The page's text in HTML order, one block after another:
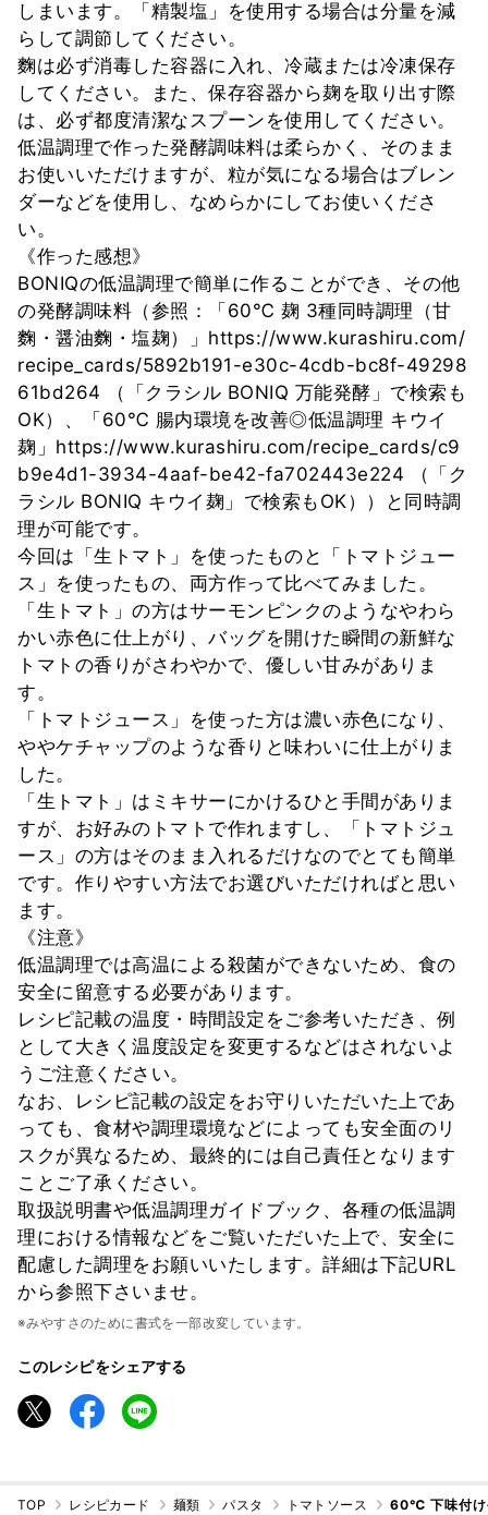
しまいます。「精製塩」を使用する場合は分量を減
らして調節してください。
麴は必ず消毒した容器に入れ、冷蔵または冷凍保存
してください。また、保存容器から麹を取り出す際
は、必ず都度清潔なスプーンを使用してください。
低温調理で作った発酵調味料は柔らかく、そのまま
お使いいただけますが、粒が気になる場合はブレン
ダーなどを使用し、なめらかにしてお使いくださ
い。
《作った感想》
BONIQの低温調理で簡単に作ることができ、その他
の発酵調味料（参照：「60℃ 麹 3種同時調理（甘
麴・醤油麴・塩麹）」https://www.kurashiru.com/
recipe_cards/5892b191-e30c-4cdb-bc8f-49298
61bd264 （「クラシル BONIQ 万能発酵」で検索も
OK）、「60℃ 腸内環境を改善◎低温調理 キウイ
麹」https://www.kurashiru.com/recipe_cards/c9
b9e4d1-3934-4aaf-be42-fa702443e224 （「ク
ラシル BONIQ キウイ麹」で検索もOK））と同時調
理が可能です。
今回は「生トマト」を使ったものと「トマトジュー
ス」を使ったもの、両方作って比べてみました。
「生トマト」の方はサーモンピンクのようなやわら
かい赤色に仕上がり、バッグを開けた瞬間の新鮮な
トマトの香りがさわやかで、優しい甘みがありま
す。
「トマトジュース」を使った方は濃い赤色になり、
ややケチャップのような香りと味わいに仕上がりま
した。
「生トマト」はミキサーにかけるひと手間がありま
すが、お好みのトマトで作れますし、「トマトジュ
ース」の方はそのまま入れるだけなのでとても簡単
です。作りやすい方法でお選びいただければと思い
ます。
《注意》
低温調理では高温による殺菌ができないため、食の
安全に留意する必要があります。
レシピ記載の温度・時間設定をご参考いただき、例
として大きく温度設定を変更するなどはされないよ
うご注意ください。
なお、レシピ記載の設定をお守りいただいた上であ
っても、食材や調理環境などによっても安全面のリ
スクが異なるため、最終的には自己責任となります
ことご了承ください。
取扱説明書や低温調理ガイドブック、各種の低温調
理における情報などをご覧いただいた上で、安全に
配慮した調理をお願いいたします。詳細は下記URL
から参照下さいませ。
※みやすさのために書式を一部改変しています。
このレシピをシェアする
TOP レシピカード 麺類 パスタ トマトソース 60℃ 下味付け